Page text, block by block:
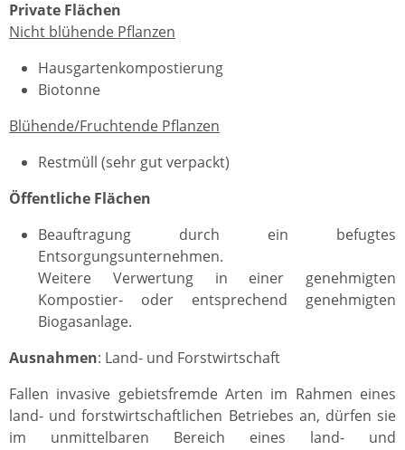
Private Flächen
Nicht blühende Pflanzen
Hausgartenkompostierung
Biotonne
Blühende/Fruchtende Pflanzen
Restmüll (sehr gut verpackt)
Öffentliche Flächen
Beauftragung durch ein befugtes
Entsorgungsunternehmen.
Weitere Verwertung in einer genehmigten
Kompostier- oder entsprechend genehmigten
Biogasanlage.
Ausnahmen: Land- und Forstwirtschaft
Fallen invasive gebietsfremde Arten im Rahmen eines
land- und forstwirtschaftlichen Betriebes an, dürfen sie
im unmittelbaren Bereich eines land- und